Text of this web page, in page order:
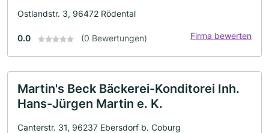
Ostlandstr. 3, 96472 Rödental
0.0 (0 Bewertungen) Firma bewerten
Martin's Beck Bäckerei-Konditorei Inh.
Hans-Jürgen Martin e. K.
Canterstr. 31, 96237 Ebersdorf b. Coburg